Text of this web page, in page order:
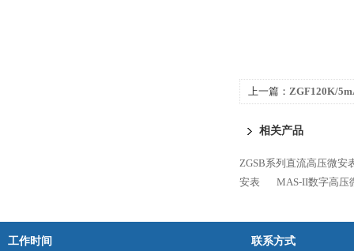
上一篇： ZGF120K/
相关产品
ZGSB系列直流高压微安
安表
MAS-II数字高压
工作时间 联系方式